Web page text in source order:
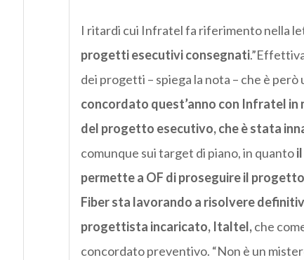
I ritardi cui Infratel fa riferimento nella
progetti esecutivi consegnati
dei progetti – spiega la nota – che è però
concordato quest’anno con Infratel in
del progetto esecutivo, che è stata
comunque sui target di piano, in quanto
permette a OF di proseguire il
Fiber sta lavorando a risolvere
progettista incaricato, Italtel,che
concordato preventivo. “Non è un